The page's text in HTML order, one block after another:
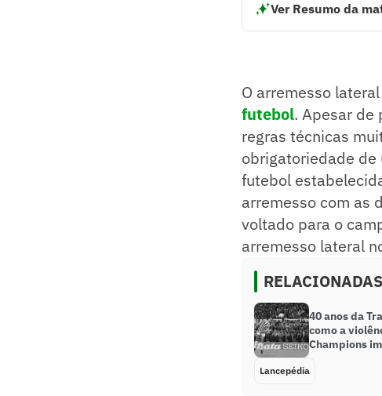
Ver Resumo da
O uso das duas mãos
Resumo supervisionado
O arremesso
futebol. Apesar de
regras técnicas
obrigatoriedade de
futebol
arremesso com as
voltado para o
arremesso lateral
RELACIONADAS
40 anos da
como a
Champions
Lancepédia